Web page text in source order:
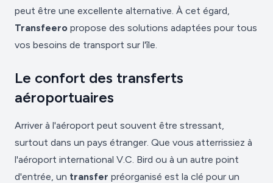
peut être une excellente alternative. À cet égard,
Transfeero propose des solutions adaptées pour tous
vos besoins de transport sur l'île.
Le confort des transferts
aéroportuaires
Arriver à l'aéroport peut souvent être stressant,
surtout dans un pays étranger. Que vous atterrissiez à
l'aéroport international V.C. Bird ou à un autre point
d'entrée, un transfer préorganisé est la clé pour un